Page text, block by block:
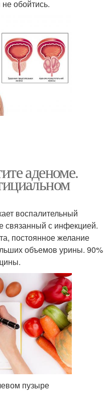
обойтись.
аденоме.
воспалительный
связанный с инфекцией.
постоянное желание
объемов урины. 90%
пузыре